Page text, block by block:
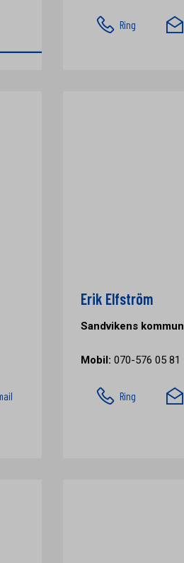
Ring
Erik Elfström
Sandvikens kommun
Mobil: 070-576 05 81
Ring